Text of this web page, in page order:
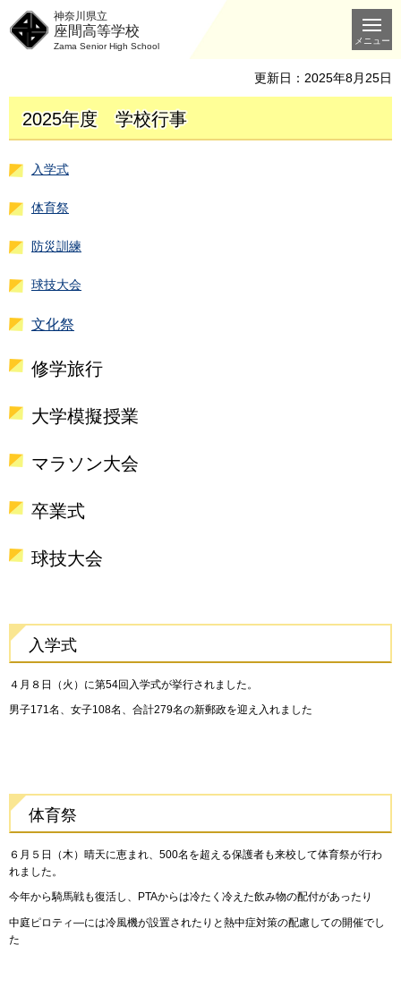
神奈川県立
座間高等学校
Zama Senior High School
メニュー
更新日：2025年8月25日
2025年度 学校行事
入学式
体育祭
防災訓練
球技大会
文化祭
修学旅行
大学模擬授業
マラソン大会
卒業式
球技大会
入学式
４月８日（火）に第54回入学式が挙行されました。
男子171名、女子108名、合計279名の新郵政を迎え入れました
体育祭
６月５日（木）晴天に恵まれ、500名を超える保護者も来校して体育祭が行わ
れました。
今年から騎馬戦も復活し、PTAからは冷たく冷えた飲み物の配付があったり
中庭ピロティ―には冷風機が設置されたりと熱中症対策の配慮しての開催でし
た